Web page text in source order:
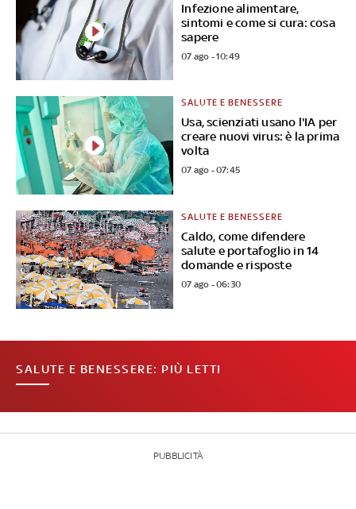
Infezione alimentare,
sintomi e come si cura: cosa
sapere
07 ago - 10:49
Usa, scienziati usano l'IA per
creare nuovi virus: è la prima
volta
SALUTE E BENESSERE
07 ago - 07:45
Caldo, come difendere
salute e portafoglio in 14
domande e risposte
SALUTE E BENESSERE
07 ago - 06:30
SALUTE E BENESSERE: PIÙ LETTI
PUBBLICITÀ